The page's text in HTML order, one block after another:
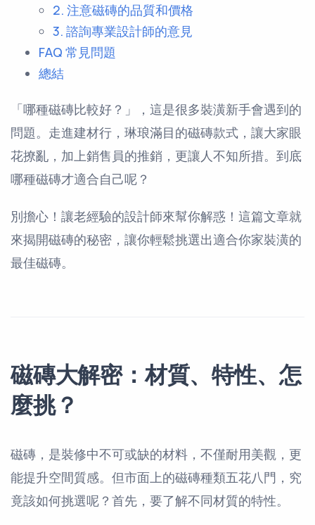
2. 注意磁磚的品質和價格
3. 諮詢專業設計師的意見
FAQ 常見問題
總結
「哪種磁磚比較好？」，這是很多裝潢新手會遇到的
問題。走進建材行，琳琅滿目的磁磚款式，讓大家眼
花撩亂，加上銷售員的推銷，更讓人不知所措。到底
哪種磁磚才適合自己呢？
別擔心！讓老經驗的設計師來幫你解惑！這篇文章就
來揭開磁磚的秘密，讓你輕鬆挑選出適合你家裝潢的
最佳磁磚。
磁磚大解密：材質、特性、怎
麼挑？
磁磚，是裝修中不可或缺的材料，不僅耐用美觀，更
能提升空間質感。但市面上的磁磚種類五花八門，究
竟該如何挑選呢？首先，要了解不同材質的特性。